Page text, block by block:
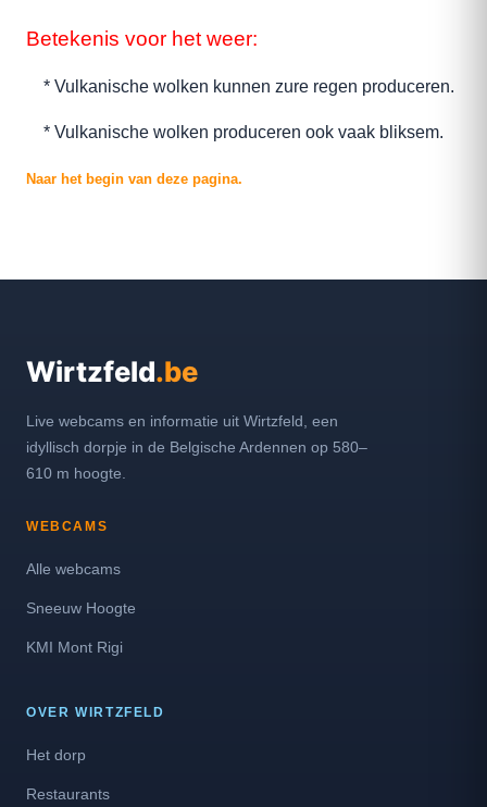
Betekenis voor het weer:
* Vulkanische wolken kunnen zure regen produceren.
* Vulkanische wolken produceren ook vaak bliksem.
Naar het begin van deze pagina.
Wirtzfeld.be
Live webcams en informatie uit Wirtzfeld, een
idyllisch dorpje in de Belgische Ardennen op 580–
610 m hoogte.
WEBCAMS
Alle webcams
Sneeuw Hoogte
KMI Mont Rigi
OVER WIRTZFELD
Het dorp
Restaurants